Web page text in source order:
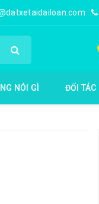
NÓI GÌ ĐỐI TÁC